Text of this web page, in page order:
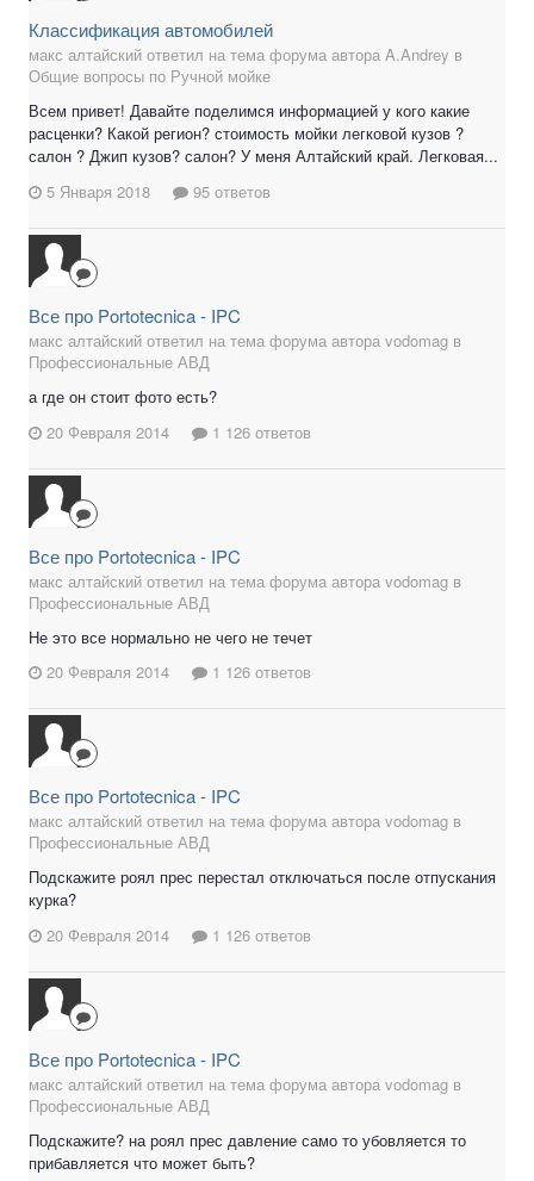
Классификация автомобилей
макс алтайский ответил на тема форума автора A.Andrey в
Общие вопросы по Ручной мойке
Всем привет! Давайте поделимся информацией у кого какие
расценки? Какой регион? стоимость мойки легковой кузов ?
салон ? Джип кузов? салон? У меня Алтайский край. Легковая...
5 Января 2018
95 ответов
Все про Portotecnica - IPC
макс алтайский ответил на тема форума автора vodomag в
Профессиональные АВД
а где он стоит фото есть?
20 Февраля 2014
1 126 ответов
Все про Portotecnica - IPC
макс алтайский ответил на тема форума автора vodomag в
Профессиональные АВД
Не это все нормально не чего не течет
20 Февраля 2014
1 126 ответов
Все про Portotecnica - IPC
макс алтайский ответил на тема форума автора vodomag в
Профессиональные АВД
Подскажите роял прес перестал отключаться после отпускания
курка?
20 Февраля 2014
1 126 ответов
Все про Portotecnica - IPC
макс алтайский ответил на тема форума автора vodomag в
Профессиональные АВД
Подскажите? на роял прес давление само то убовляется то
прибавляется что может быть?